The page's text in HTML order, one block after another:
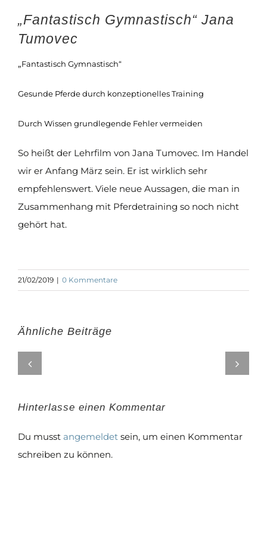
„Fantastisch Gymnastisch“ Jana
Tumovec
„Fantastisch Gymnastisch“
Gesunde Pferde durch konzeptionelles Training
Durch Wissen grundlegende Fehler vermeiden
So heißt der Lehrfilm von Jana Tumovec. Im Handel
wir er Anfang März sein. Er ist wirklich sehr
empfehlenswert. Viele neue Aussagen, die man in
Zusammenhang mit Pferdetraining so noch nicht
gehört hat.
21/02/2019 | 0 Kommentare
Ähnliche Beiträge
Hinterlasse einen Kommentar
Du musst angemeldet sein, um einen Kommentar
schreiben zu können.